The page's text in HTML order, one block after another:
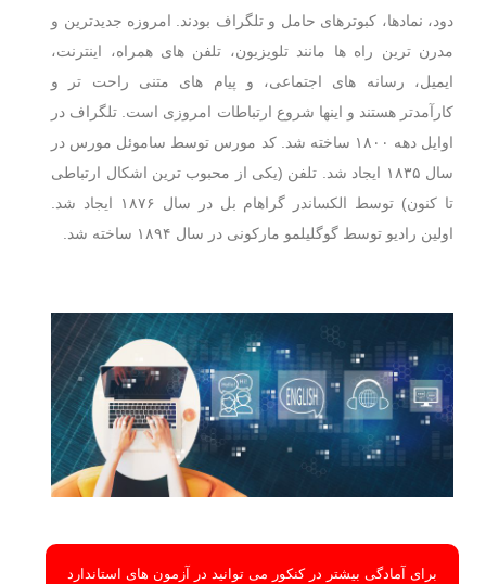
دود، نمادها، کبوترهای حامل و تلگراف بودند. امروزه جدیدترین و
مدرن ترین راه ها مانند تلویزیون، تلفن های همراه، اینترنت،
ایمیل، رسانه های اجتماعی، و پیام های متنی راحت تر و
کارآمدتر هستند و اینها شروع ارتباطات امروزی است. تلگراف در
اوایل دهه ۱۸۰۰ ساخته شد. کد مورس توسط ساموئل مورس در
سال ۱۸۳۵ ایجاد شد. تلفن (یکی از محبوب ترین اشکال ارتباطی
تا کنون) توسط الکساندر گراهام بل در سال ۱۸۷۶ ایجاد شد.
اولین رادیو توسط گوگلیلمو مارکونی در سال ۱۸۹۴ ساخته شد.
برای آمادگی بیشتر در کنکور می توانید در آزمون های استاندارد